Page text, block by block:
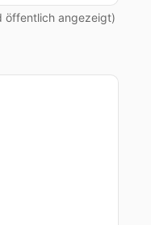
öffentlich angezeigt)